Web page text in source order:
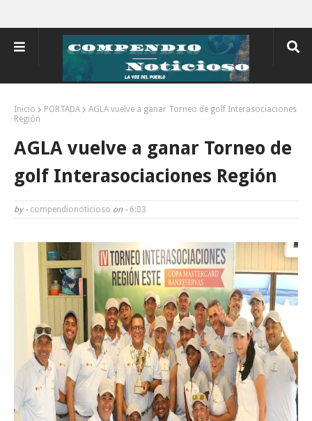
Inicio PORTADA
AGLA vuelve a ganar Torneo de golf Interasociaciones
Región
AGLA vuelve a ganar Torneo de
golf Interasociaciones Región
by - compendionoticioso on - 6:03